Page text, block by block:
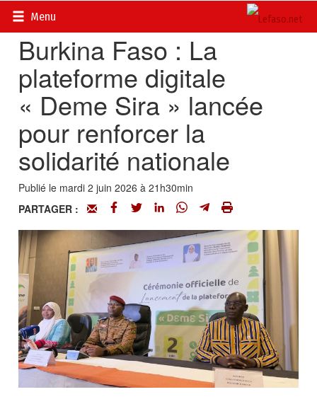
Menu
Accueil>
Burkina Faso : La
plateforme digitale
« Deme Sira » lancée
pour renforcer la
solidarité nationale
Publié le mardi 2 juin 2026 à 21h30min
PARTAGER :